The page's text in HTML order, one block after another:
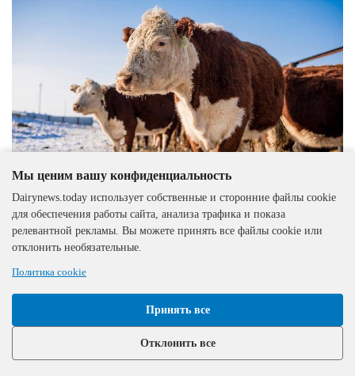
Казахстан07.12.2023
В Восточно-Казахстанской области состоится
животноводства
Мы ценим вашу конфиденциальность
Dairynews.today использует собственные и сторонние файлы cookie
для обеспечения работы сайта, анализа трафика и показа
релевантной рекламы. Вы можете принять все файлы cookie или
отклонить необязательные.
Политика cookie
Принять все
Отклонить все